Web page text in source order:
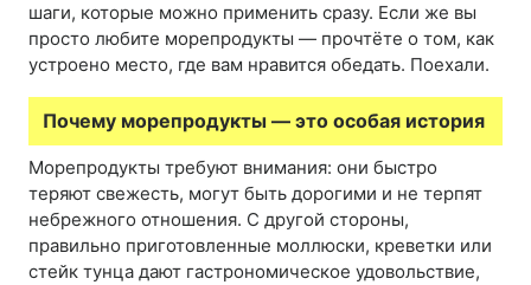
шаги, которые можно применить сразу. Если же вы
просто любите морепродукты — прочтёте о том, как
устроено место, где вам нравится обедать. Поехали.
Почему морепродукты — это особая история
Морепродукты требуют внимания: они быстро
теряют свежесть, могут быть дорогими и не терпят
небрежного отношения. С другой стороны,
правильно приготовленные моллюски, креветки или
стейк тунца дают гастрономическое удовольствие,